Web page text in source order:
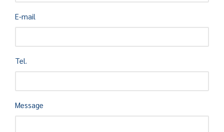
E-mail
Tel.
Message